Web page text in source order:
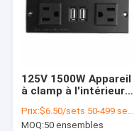
125V 1500W Appareil
à clamp à l'intérieur
électriques
Prix:$6.50/sets 50-499 sets
MOQ:50 ensembles